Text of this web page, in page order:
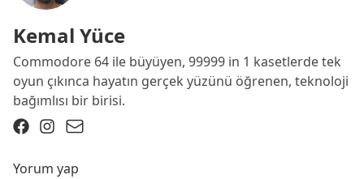
Kemal Yüce
Commodore 64 ile büyüyen, 99999 in 1 kasetlerde tek
oyun çıkınca hayatın gerçek yüzünü öğrenen, teknoloji
bağımlısı bir birisi.
Yorum yap